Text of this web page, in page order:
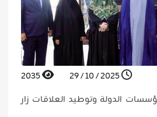
2025 / 10 / 29
2035
الدولة وتوطيد العلاقات زار